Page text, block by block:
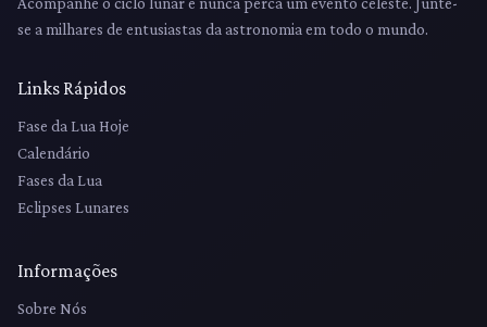
se a milhares de entusiastas da astronomia em todo o mundo.
Links Rápidos
Fase da Lua Hoje
Calendário
Fases da Lua
Eclipses Lunares
Informações
Sobre Nós